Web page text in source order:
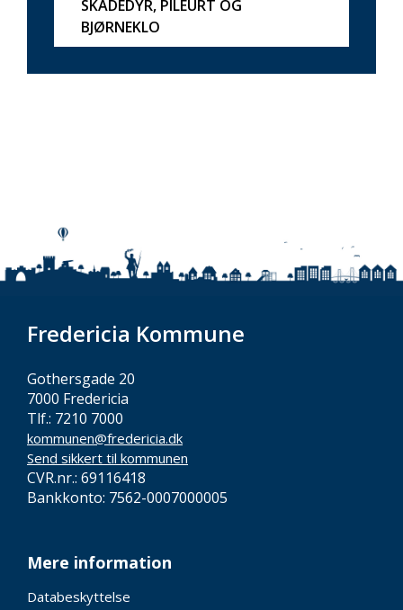
SKADEDYR, PILEURT OG
BJØRNEKLO
Fredericia Kommune
Gothersgade 20
7000 Fredericia
Tlf.: 7210 7000
kommunen@fredericia.dk
Send sikkert til kommunen
CVR.nr.: 69116418
Bankkonto: 7562-0007000005
Mere information
Databeskyttelse